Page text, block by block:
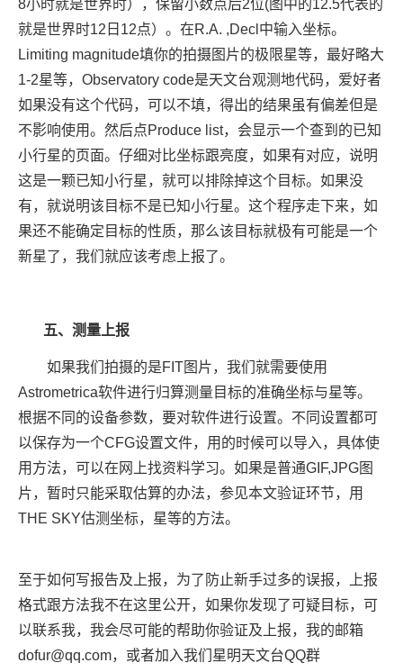
8小时就是世界时），保留小数点后2位(图中的12.5代表的
就是世界时12日12点）。在R.A. ,Decl中输入坐标。
Limiting magnitude填你的拍摄图片的极限星等，最好略大
1-2星等，Observatory code是天文台观测地代码，爱好者
如果没有这个代码，可以不填，得出的结果虽有偏差但是
不影响使用。然后点Produce list，会显示一个查到的已知
小行星的页面。仔细对比坐标跟亮度，如果有对应，说明
这是一颗已知小行星，就可以排除掉这个目标。如果没
有，就说明该目标不是已知小行星。这个程序走下来，如
果还不能确定目标的性质，那么该目标就极有可能是一个
新星了，我们就应该考虑上报了。
五、测量上报
如果我们拍摄的是FIT图片，我们就需要使用
Astrometrica软件进行归算测量目标的准确坐标与星等。
根据不同的设备参数，要对软件进行设置。不同设置都可
以保存为一个CFG设置文件，用的时候可以导入，具体使
用方法，可以在网上找资料学习。如果是普通GIF,JPG图
片，暂时只能采取估算的办法，参见本文验证环节，用
THE SKY估测坐标，星等的方法。
至于如何写报告及上报，为了防止新手过多的误报，上报
格式跟方法我不在这里公开，如果你发现了可疑目标，可
以联系我，我会尽可能的帮助你验证及上报，我的邮箱
dofur@qq.com，或者加入我们星明天文台QQ群